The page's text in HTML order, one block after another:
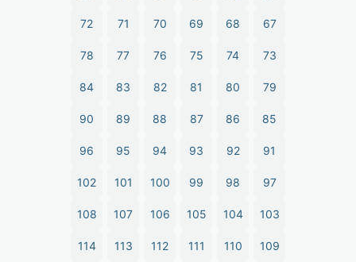
67
68
69
70
71
72
73
74
75
76
77
78
79
80
81
82
83
84
85
86
87
88
89
90
91
92
93
94
95
96
97
98
99
100
101
102
103
104
105
106
107
108
109
110
111
112
113
114